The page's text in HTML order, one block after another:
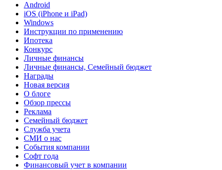
Android
iOS (iPhone и iPad)
Windows
Инструкции по применению
Ипотека
Конкурс
Личные финансы
Личные финансы, Семейный бюджет
Награды
Новая версия
О блоге
Обзор прессы
Реклама
Семейный бюджет
Служба учета
СМИ о нас
События компании
Софт года
Финансовый учет в компании